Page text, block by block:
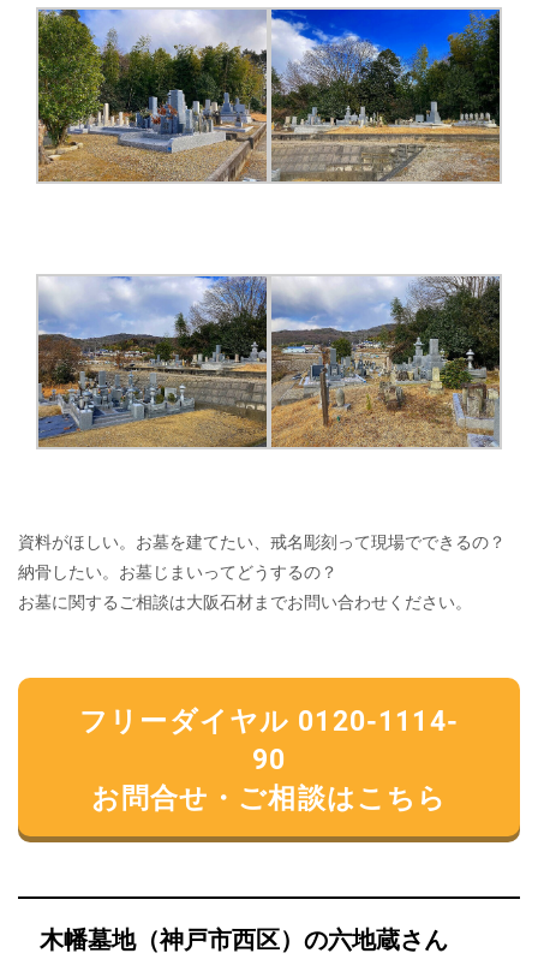
資料がほしい。お墓を建てたい、戒名彫刻って現場でできるの？
納骨したい。お墓じまいってどうするの？
お墓に関するご相談は大阪石材までお問い合わせください。
フリーダイヤル 0120-1114-
90
お問合せ・ご相談はこちら
木幡墓地（神戸市西区）の六地蔵さん